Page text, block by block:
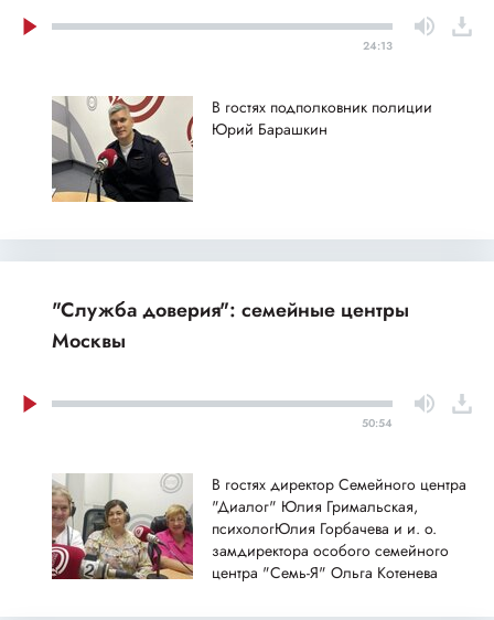
24:13
В гостях подполковник полиции
Юрий Барашкин
"Служба доверия": семейные центры
Москвы
50:54
В гостях директор Семейного центра
"Диалог" Юлия Гримальская,
психологЮлия Горбачева и и. о.
замдиректора особого семейного
центра "Семь-Я" Ольга Котенева